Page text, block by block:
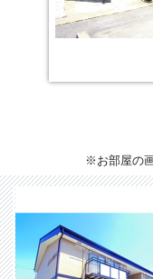
※お部屋の